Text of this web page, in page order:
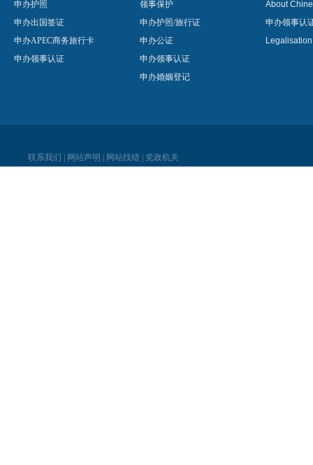
申办护照
申办出国签证
申办APEC商务旅行卡
申办领事认证
领事保护
申办护照/旅行证
申办公证
申办领事认证
申办婚姻登记
About
申办领事认
联系我们 网站声明 网站找错 党政机关